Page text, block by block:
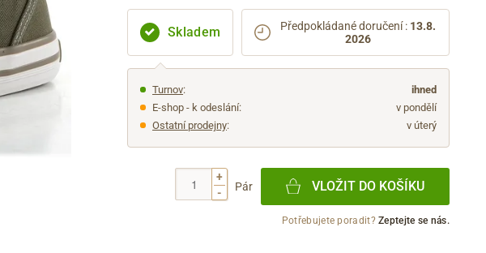
Skladem Předpokládané doručení : 13.8.
2026
Turnov:
ihned
E-shop - k odeslání:
v pondělí
Ostatní prodejny: v úterý
+
-
Pár VLOŽIT DO KOŠÍKU
Potřebujete poradit?Zeptejte se nás.